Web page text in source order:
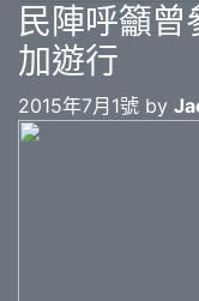
民陣呼籲曾
加遊行
2015年7月1號 by